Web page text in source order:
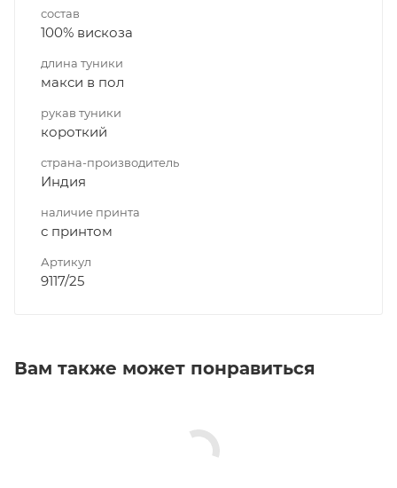
состав
100% вискоза
длина туники
макси в пол
рукав туники
короткий
страна-производитель
Индия
наличие принта
с принтом
Артикул
9117/25
Вам также может понравиться